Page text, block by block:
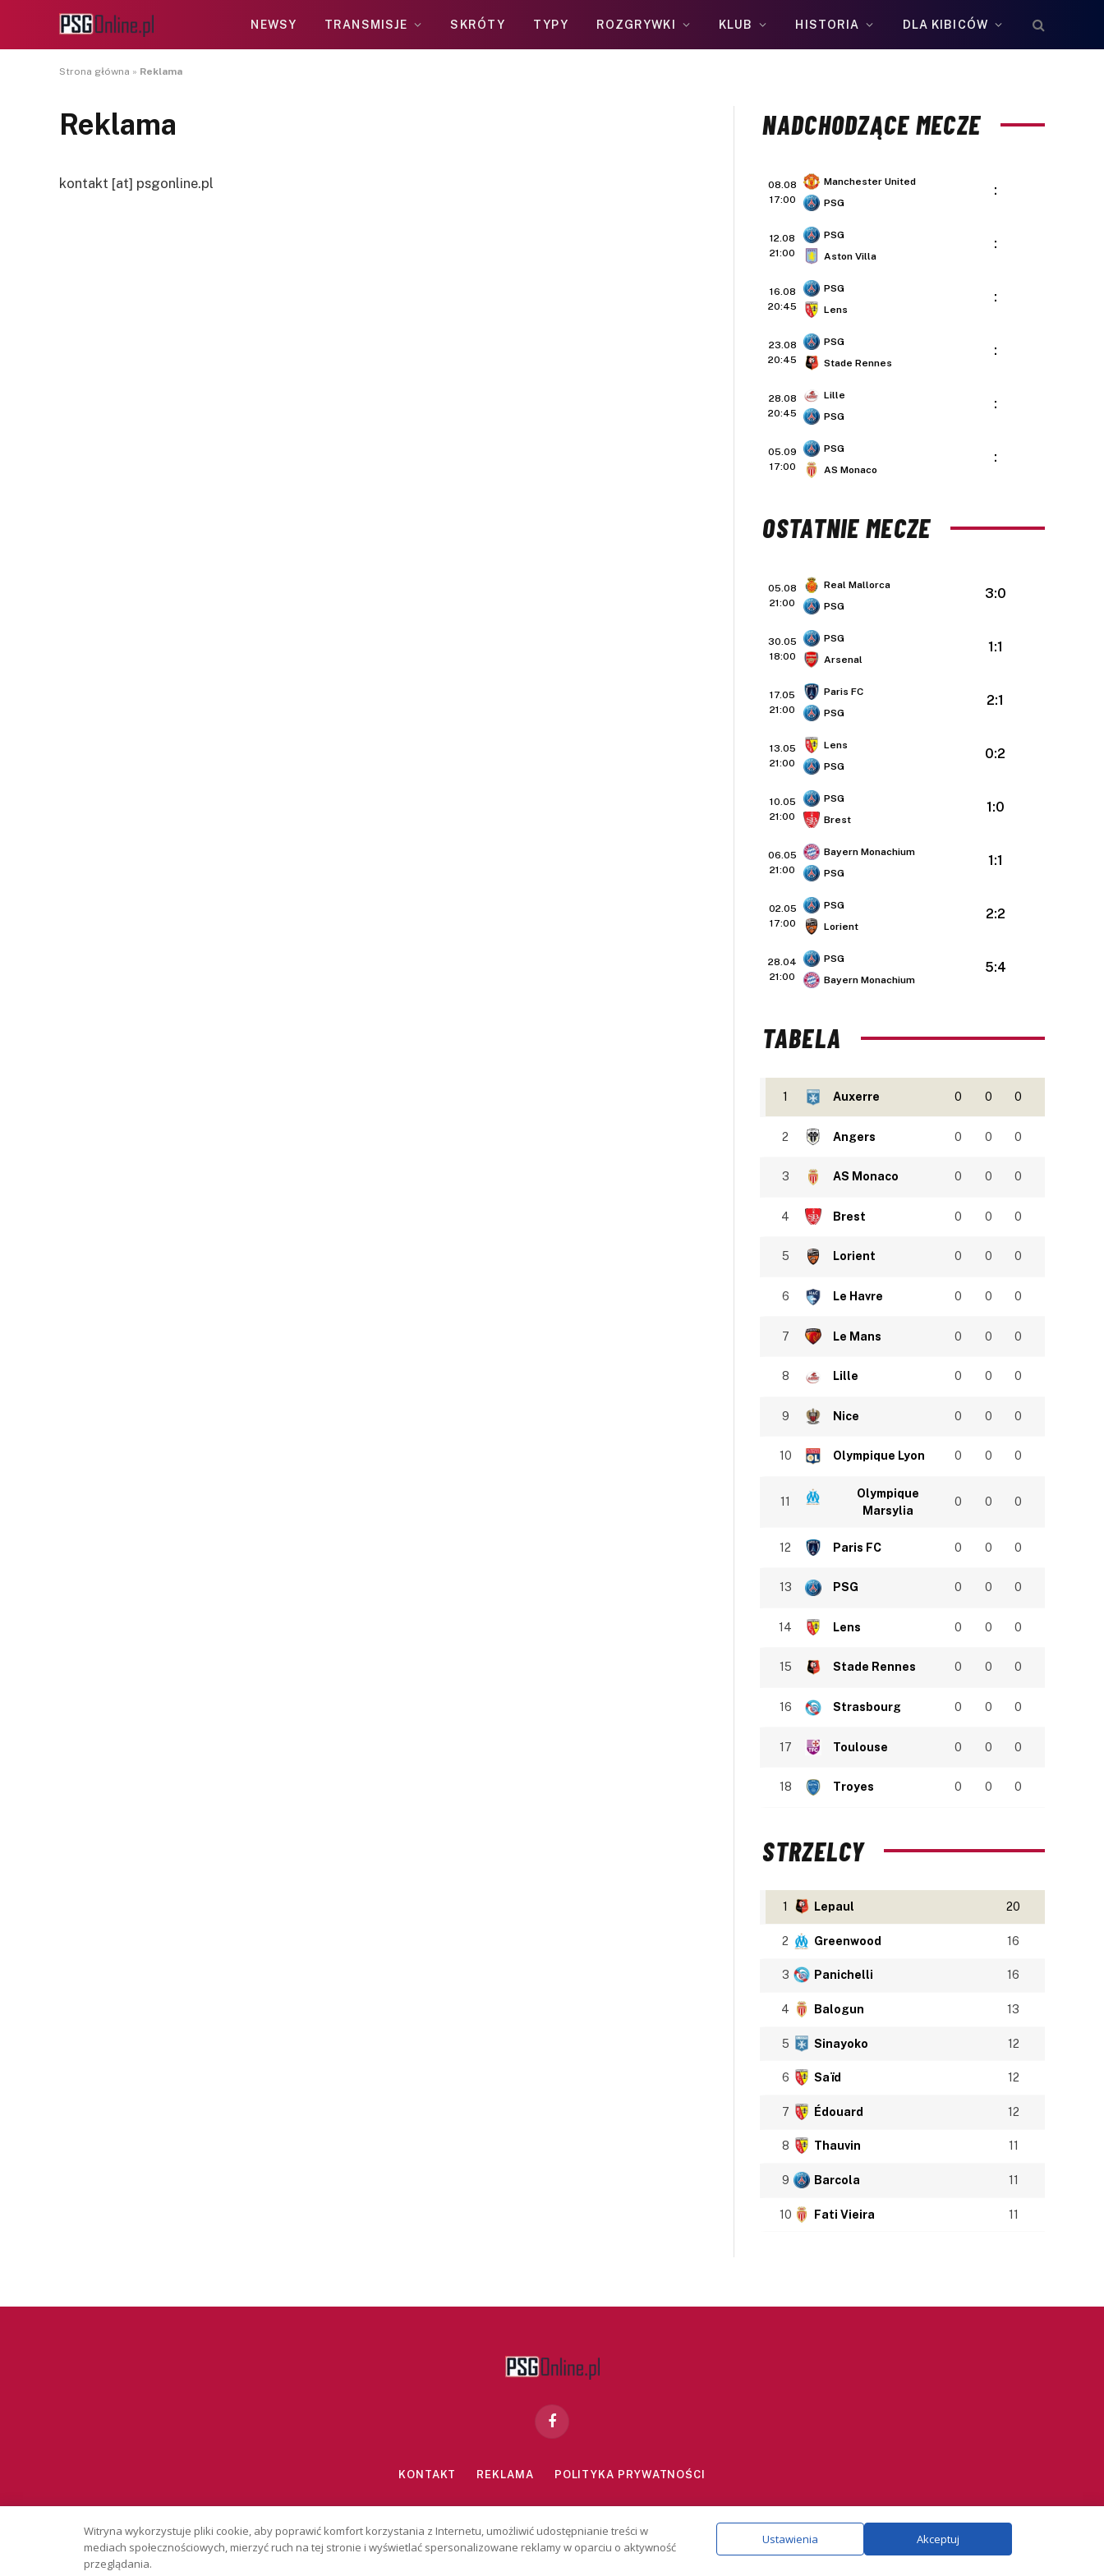
NEWSY TRANSMISJE SKRÓTY TYPY ROZGRYWKI KLUB HISTORIA DLA KIBICÓW
Strona główna » Reklama
Reklama
kontakt [at] psgonline.pl
NADCHODZĄCE MECZE
08.08
17:00
Manchester United
PSG
:
12.08
21:00
PSG
Aston Villa
:
16.08
20:45
PSG
Lens
:
23.08
20:45
PSG
Stade Rennes
:
28.08
20:45
Lille
PSG
:
05.09
17:00
PSG
AS Monaco
:
OSTATNIE MECZE
05.08
21:00
Real Mallorca
PSG
3:0
30.05
18:00
PSG
Arsenal
1:1
17.05
21:00
Paris FC
PSG
2:1
13.05
21:00
Lens
PSG
0:2
10.05
21:00
PSG
Brest
1:0
06.05
21:00
Bayern Monachium
PSG
1:1
02.05
17:00
PSG
Lorient
2:2
28.04
21:00
PSG
Bayern Monachium
5:4
TABELA
1 Auxerre 0 0 0
2 Angers 0 0 0
3 AS Monaco 0 0 0
4 Brest 0 0 0
5 Lorient 0 0 0
6 Le Havre 0 0 0
7 Le Mans 0 0 0
8 Lille 0 0 0
9 Nice 0 0 0
10 Olympique Lyon 0 0 0
11
Olympique
Marsylia
0 0 0
12 Paris FC 0 0 0
13 PSG 0 0 0
14 Lens 0 0 0
15 Stade Rennes 0 0 0
16 Strasbourg 0 0 0
17 Toulouse 0 0 0
18 Troyes 0 0 0
STRZELCY
1 Lepaul 20
2 Greenwood 16
3 Panichelli 16
4 Balogun 13
5 Sinayoko 12
6 Saïd 12
7 Édouard 12
8 Thauvin 11
9 Barcola 11
10 Fati Vieira 11
Facebook
KONTAKT REKLAMA POLITYKA PRYWATNOŚCI
Copyright © 2026 PSGonline.pl
Witryna wykorzystuje pliki cookie, aby poprawić komfort korzystania z Internetu, umożliwić udostępnianie treści w
mediach społecznościowych, mierzyć ruch na tej stronie i wyświetlać spersonalizowane reklamy w oparciu o aktywność
przeglądania.
Ustawienia Akceptuj